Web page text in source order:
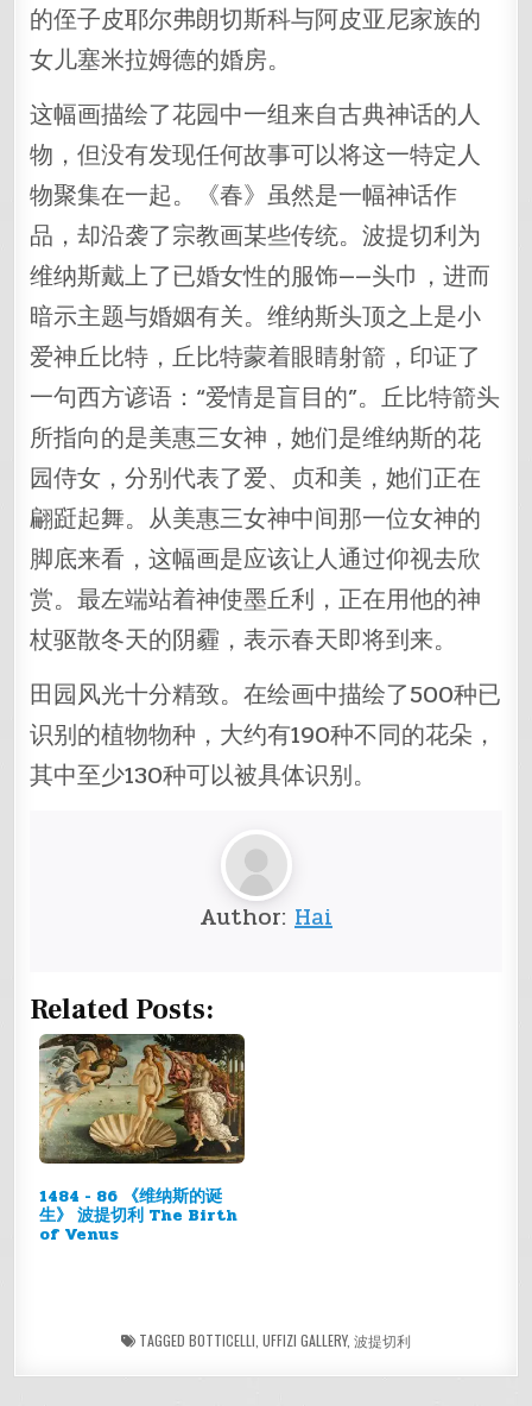
的侄子皮耶尔弗朗切斯科与阿皮亚尼家族的
女儿塞米拉姆德的婚房。
这幅画描绘了花园中一组来自古典神话的人
物，但没有发现任何故事可以将这一特定人
物聚集在一起。《春》虽然是一幅神话作
品，却沿袭了宗教画某些传统。波提切利为
维纳斯戴上了已婚女性的服饰——头巾，进而
暗示主题与婚姻有关。维纳斯头顶之上是小
爱神丘比特，丘比特蒙着眼睛射箭，印证了
一句西方谚语：“爱情是盲目的”。丘比特箭头
所指向的是美惠三女神，她们是维纳斯的花
园侍女，分别代表了爱、贞和美，她们正在
翩跹起舞。从美惠三女神中间那一位女神的
脚底来看，这幅画是应该让人通过仰视去欣
赏。最左端站着神使墨丘利，正在用他的神
杖驱散冬天的阴霾，表示春天即将到来。
田园风光十分精致。在绘画中描绘了500种已
识别的植物物种，大约有190种不同的花朵，
其中至少130种可以被具体识别。
Author: Hai
Related Posts:
1484 - 86 《维纳斯的诞
生》 波提切利 The Birth
of Venus
TAGGED BOTTICELLI, UFFIZI GALLERY, 波提切利